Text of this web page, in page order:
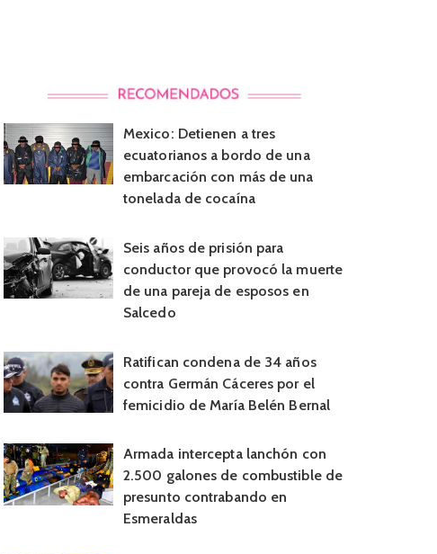
Mexico: Detienen a tres
ecuatorianos a bordo de una
embarcación con más de una
tonelada de cocaína
Seis años de prisión para
conductor que provocó la muerte
de una pareja de esposos en
Salcedo
Ratifican condena de 34 años
contra Germán Cáceres por el
femicidio de María Belén Bernal
Armada intercepta lanchón con
2.500 galones de combustible de
presunto contrabando en
Esmeraldas